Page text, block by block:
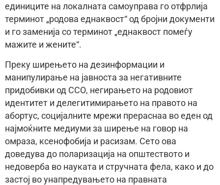
единиците на локалната самоуправа го отфрлија
терминот „родова еднаквост“ од бројни документи
и го заменија со терминот „еднаквост помеѓу
мажите и жените“.
Преку ширењето на дезинформации и
манипулирање на јавноста за негативните
придобивки од ССО, негирањето на родовиот
идентитет и делегитимирањето на правото на
абортус, социјалните мрежи прераснаа во еден од
најмоќните медиуми за ширење на говор на
омраза, ксенофобија и расизам. Сето ова
доведува до поларизација на општеството и
недоверба во науката и стручната фела, како и до
застој во унапредувањето на правната